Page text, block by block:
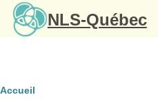
Aller au contenu principal
NLS-Québec
Fil
Accueil